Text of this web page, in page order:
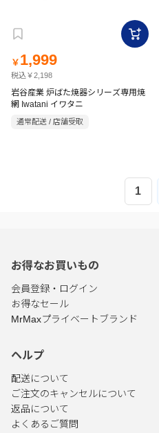
￥ 1,999
税込￥2,198
岩谷産業 炉ばた焼器シリーズ専用焼
網 Iwatani イワタニ
通常配送 / 店舗受取
1
お得なお買いもの
会員登録・ログイン
お得なセール
MrMaxプライベートブランド
ヘルプ
配送について
ご注文のキャンセルについて
返品について
よくあるご質問